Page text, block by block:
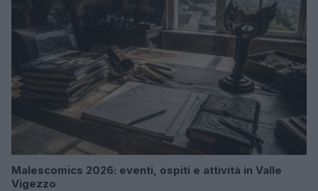
Malescomics 2026: eventi, ospiti e attività in Valle
Vigezzo